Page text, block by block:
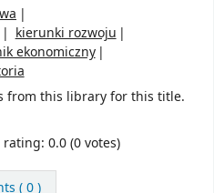
kierunki rozwoju
ekonomiczny
from this library for this title.
0.0 (0 votes)
( 0 )